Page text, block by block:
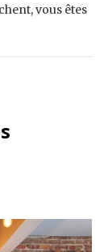
vous êtes